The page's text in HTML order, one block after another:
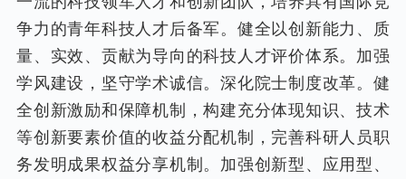
争力的青年科技人才后备军。健全以创新能力、质
量、实效、贡献为导向的科技人才评价体系。加强
学风建设，坚守学术诚信。深化院士制度改革。健
全创新激励和保障机制，构建充分体现知识、技术
等创新要素价值的收益分配机制，完善科研人员职
务发明成果权益分享机制。加强创新型、应用型、